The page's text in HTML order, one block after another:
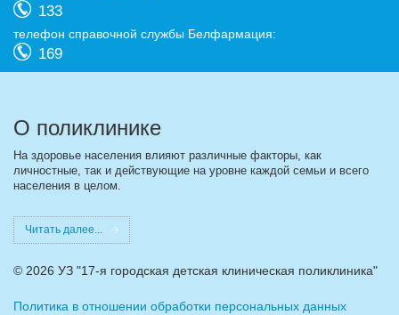
133
телефон справочной службы Белфармация:
169
О поликлинике
На здоровье населения влияют различные факторы, как
личностные, так и действующие на уровне каждой семьи и всего
населения в целом.
Читать далее...
© 2026 УЗ "17-я городская детская клиническая поликлиника"
Политика в отношении обработки персональных данных